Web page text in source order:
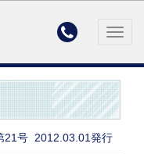

21号 2012.03.01発行